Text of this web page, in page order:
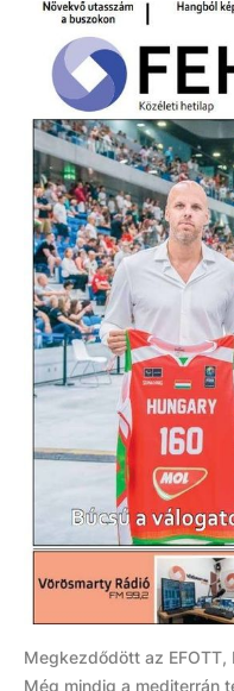
Megkezdődött az
Még mindig a mediterrán